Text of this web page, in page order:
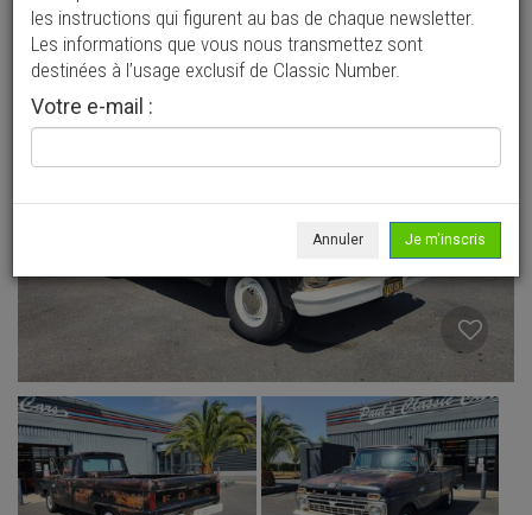
les instructions qui figurent au bas de chaque newsletter.
Les informations que vous nous transmettez sont
destinées à l’usage exclusif de Classic Number.
Votre e-mail :
Annuler Je m'inscris